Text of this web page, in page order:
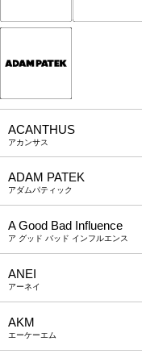
ACANTHUS
アカンサス
ADAM PATEK
アダムパティック
A Good Bad Influence
ア グッド バッド インフルエンス
ANEI
アーネイ
AKM
エーケーエム